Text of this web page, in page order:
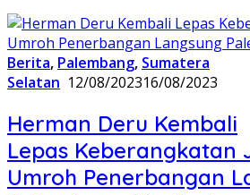
Berita, Palembang, Sumatera
Selatan 12/08/202316/08/2023
Herman Deru Kembali
Lepas Keberangkatan
Umroh Penerbangan